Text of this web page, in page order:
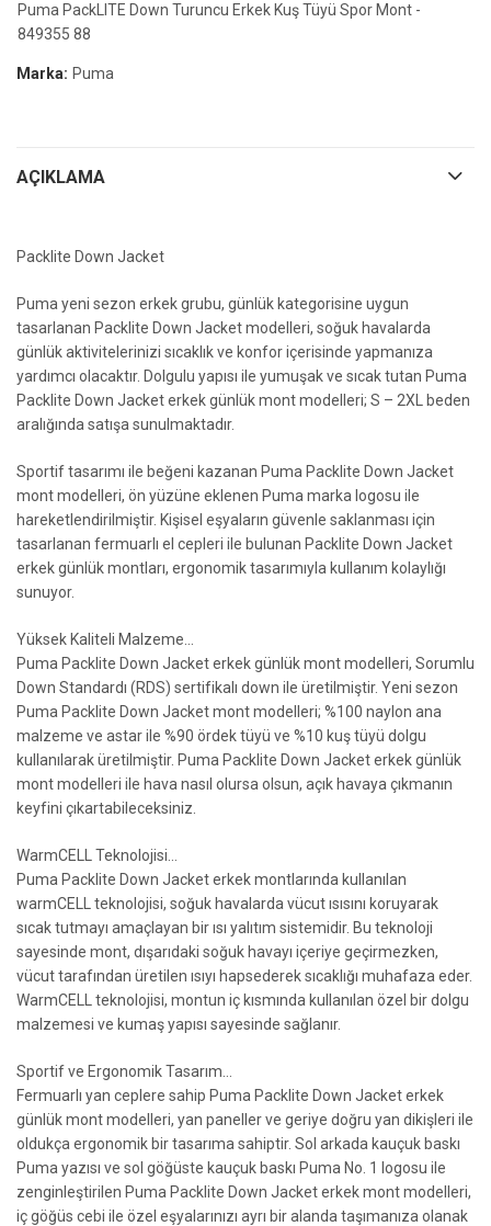
Puma PackLITE Down Turuncu Erkek Kuş Tüyü Spor Mont -
849355 88
Marka: Puma
AÇIKLAMA
Packlite Down Jacket
Puma yeni sezon erkek grubu, günlük kategorisine uygun
tasarlanan Packlite Down Jacket modelleri, soğuk havalarda
günlük aktivitelerinizi sıcaklık ve konfor içerisinde yapmanıza
yardımcı olacaktır. Dolgulu yapısı ile yumuşak ve sıcak tutan Puma
Packlite Down Jacket erkek günlük mont modelleri; S – 2XL beden
aralığında satışa sunulmaktadır.
Sportif tasarımı ile beğeni kazanan Puma Packlite Down Jacket
mont modelleri, ön yüzüne eklenen Puma marka logosu ile
hareketlendirilmiştir. Kişisel eşyaların güvenle saklanması için
tasarlanan fermuarlı el cepleri ile bulunan Packlite Down Jacket
erkek günlük montları, ergonomik tasarımıyla kullanım kolaylığı
sunuyor.
Yüksek Kaliteli Malzeme…
Puma Packlite Down Jacket erkek günlük mont modelleri, Sorumlu
Down Standardı (RDS) sertifikalı down ile üretilmiştir. Yeni sezon
Puma Packlite Down Jacket mont modelleri; %100 naylon ana
malzeme ve astar ile %90 ördek tüyü ve %10 kuş tüyü dolgu
kullanılarak üretilmiştir. Puma Packlite Down Jacket erkek günlük
mont modelleri ile hava nasıl olursa olsun, açık havaya çıkmanın
keyfini çıkartabileceksiniz.
WarmCELL Teknolojisi…
Puma Packlite Down Jacket erkek montlarında kullanılan
warmCELL teknolojisi, soğuk havalarda vücut ısısını koruyarak
sıcak tutmayı amaçlayan bir ısı yalıtım sistemidir. Bu teknoloji
sayesinde mont, dışarıdaki soğuk havayı içeriye geçirmezken,
vücut tarafından üretilen ısıyı hapsederek sıcaklığı muhafaza eder.
WarmCELL teknolojisi, montun iç kısmında kullanılan özel bir dolgu
malzemesi ve kumaş yapısı sayesinde sağlanır.
Sportif ve Ergonomik Tasarım…
Fermuarlı yan ceplere sahip Puma Packlite Down Jacket erkek
günlük mont modelleri, yan paneller ve geriye doğru yan dikişleri ile
oldukça ergonomik bir tasarıma sahiptir. Sol arkada kauçuk baskı
Puma yazısı ve sol göğüste kauçuk baskı Puma No. 1 logosu ile
zenginleştirilen Puma Packlite Down Jacket erkek mont modelleri,
iç göğüs cebi ile özel eşyalarınızı ayrı bir alanda taşımanıza olanak